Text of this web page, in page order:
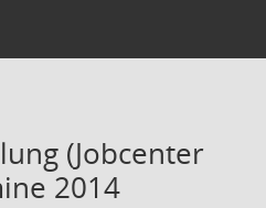
(Jobcenter
2014